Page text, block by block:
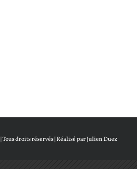
| Tous droits réservés | Réalisé parJulien Duez